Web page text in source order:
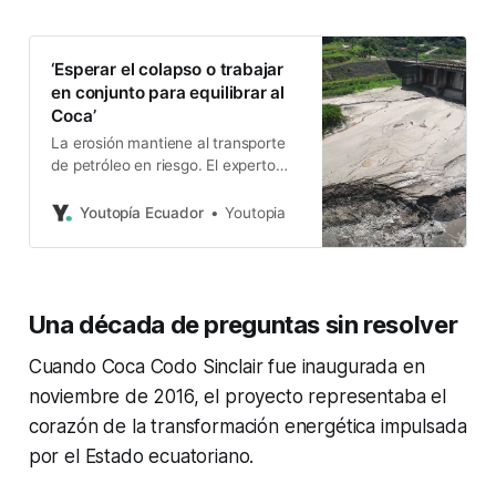
‘Esperar el colapso o trabajar
en conjunto para equilibrar al
Coca’
La erosión mantiene al transporte
de petróleo en riesgo. El experto
diagnóstico y propone devolver los
Youtopía Ecuador Youtopia
Una década de preguntas sin resolver
Cuando Coca Codo Sinclair fue inaugurada en
noviembre de 2016, el proyecto representaba el
corazón de la transformación energética impulsada
por el Estado ecuatoriano.